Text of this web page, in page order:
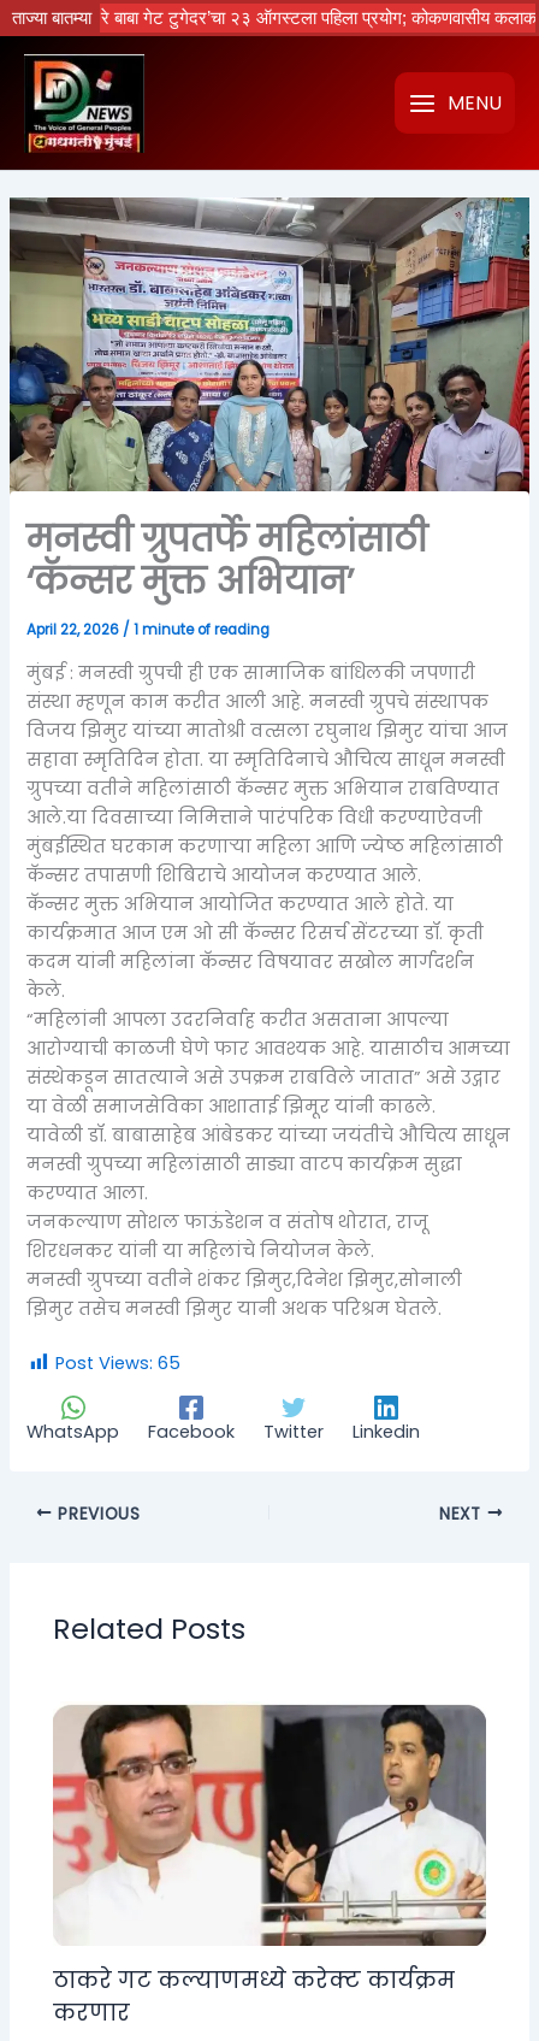
ताज्या बातम्या
नको रे बाबा गेट टुगेदर’चा २३ ऑगस्टला पहिला प्रयोग; कोकणवासीय कलाकारांची
Skip
to
content
MENU
मनस्वी ग्रुपतर्फे महिलांसाठी
‘कॅन्सर मुक्त अभियान’
April 22, 2026 /1 minute of reading
मुंबई : मनस्वी ग्रुपची ही एक सामाजिक बांधिलकी जपणारी
संस्था म्हणून काम करीत आली आहे. मनस्वी ग्रुपचे संस्थापक
विजय झिमुर यांच्या मातोश्री वत्सला रघुनाथ झिमुर यांचा आज
सहावा स्मृतिदिन होता. या स्मृतिदिनाचे औचित्य साधून मनस्वी
ग्रुपच्या वतीने महिलांसाठी कॅन्सर मुक्त अभियान राबविण्यात
आले.या दिवसाच्या निमित्ताने पारंपरिक विधी करण्याऐवजी
मुंबईस्थित घरकाम करणाऱ्या महिला आणि ज्येष्ठ महिलांसाठी
कॅन्सर तपासणी शिबिराचे आयोजन करण्यात आले.
कॅन्सर मुक्त अभियान आयोजित करण्यात आले होते. या
कार्यक्रमात आज एम ओ सी कॅन्सर रिसर्च सेंटरच्या डॉ. कृती
कदम यांनी महिलांना कॅन्सर विषयावर सखोल मार्गदर्शन
केले.
“महिलांनी आपला उदरनिर्वाह करीत असताना आपल्या
आरोग्याची काळजी घेणे फार आवश्यक आहे. यासाठीच आमच्या
संस्थेकडून सातत्याने असे उपक्रम राबविले जातात” असे उद्गार
या वेळी समाजसेविका आशाताई झिमूर यांनी काढले.
यावेळी डॉ. बाबासाहेब आंबेडकर यांच्या जयंतीचे औचित्य साधून
मनस्वी ग्रुपच्या महिलांसाठी साड्या वाटप कार्यक्रम सुद्धा
करण्यात आला.
जनकल्याण सोशल फाऊंडेशन व संतोष थोरात, राजू
शिरधनकर यांनी या महिलांचे नियोजन केले.
मनस्वी ग्रुपच्या वतीने शंकर झिमुर,दिनेश झिमुर,सोनाली
झिमुर तसेच मनस्वी झिमुर यानी अथक परिश्रम घेतले.
Post Views: 65
WhatsApp Facebook Twitter Linkedin
PREVIOUS NEXT
Related Posts
ठाकरे गट कल्याणमध्ये करेक्ट कार्यक्रम
करणार